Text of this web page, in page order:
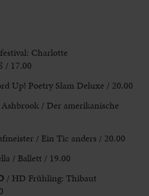
Charlotte
/ 17.00
Up! Poetry Slam Deluxe / 20.00
/ Der amerikanische
/ Ein Tic anders / 20.00
/ Ballett / 19.00
/ HD Frühling: Thibaut